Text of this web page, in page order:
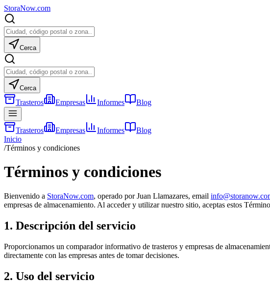
StoraNow.com
Cerca
Cerca
Trasteros Empresas Informes Blog
Trasteros Empresas Informes
Blog
Inicio
/Términos y condiciones
Términos y condiciones
Bienvenido a StoraNow.com, operado por Juan Llamazares, email
empresas de almacenamiento. Al acceder y utilizar nuestro sitio, aceptas estos
1. Descripción del servicio
Proporcionamos un comparador informativo de trasteros y empresas de
directamente con las empresas antes de tomar decisiones.
2. Uso del servicio